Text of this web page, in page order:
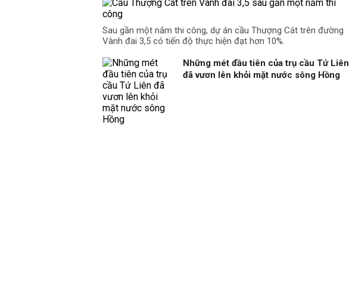
Sau gần một năm thi công, dự án cầu Thượng Cát trên đường
Vành đai 3,5 có tiến độ thực hiện đạt hơn 10%.
Những mét đầu tiên của trụ cầu Tứ Liên
đã vươn lên khỏi mặt nước sông Hồng